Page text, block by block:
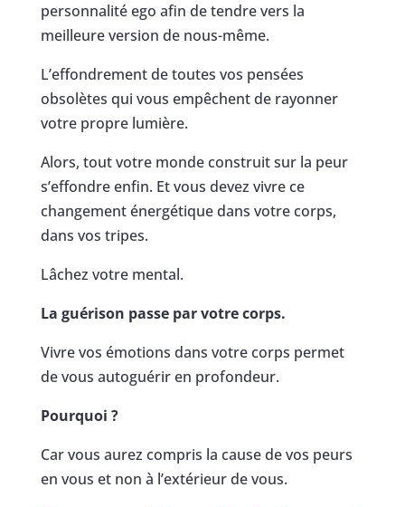
personnalité ego afin de tendre vers la
meilleure version de nous-même.
L’effondrement de toutes vos pensées
obsolètes qui vous empêchent de rayonner
votre propre lumière.
Alors, tout votre monde construit sur la peur
s’effondre enfin. Et vous devez vivre ce
changement énergétique dans votre corps,
dans vos tripes.
Lâchez votre mental.
La guérison passe par votre corps.
Vivre vos émotions dans votre corps permet
de vous autoguérir en profondeur.
Pourquoi ?
Car vous aurez compris la cause de vos peurs
en vous et non à l’extérieur de vous.